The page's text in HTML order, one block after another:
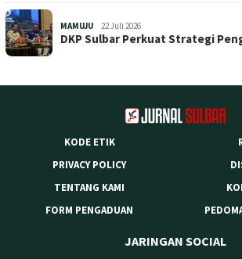
MAMUJU 22 Juli 2026
DKP Sulbar Perkuat Strategi
KODE ETIK
PRIVACY POLICY
TENTANG KAMI
FORM PENGADUAN
JARINGAN SOCIAL